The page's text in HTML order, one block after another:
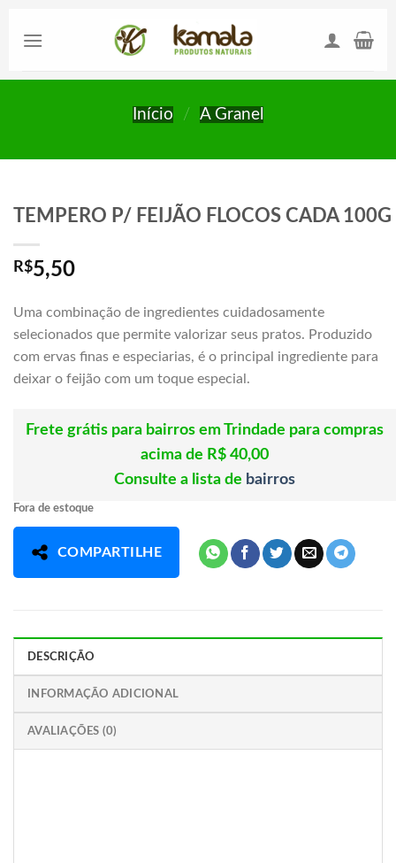
Início / A Granel
TEMPERO P/ FEIJÃO FLOCOS CADA 100G
R$5,50
Uma combinação de ingredientes cuidadosamente
selecionados que permite valorizar seus pratos. Produzido
com ervas finas e especiarias, é o principal ingrediente para
deixar o feijão com um toque especial.
Frete grátis para bairros em Trindade para compras
acima de R$ 40,00
Consulte a lista de bairros
Fora de estoque
COMPARTILHE
DESCRIÇÃO
INFORMAÇÃO ADICIONAL
AVALIAÇÕES (0)